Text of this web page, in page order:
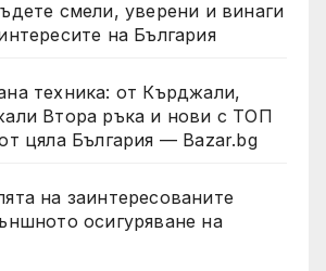
смели, уверени и винаги
на България
техника: от Кърджали,
Втора ръка и нови с ТОП
цяла България — Bazar.bg
на заинтересованите
осигуряване на